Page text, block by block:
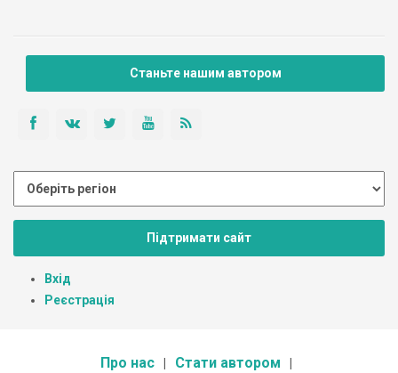
Станьте нашим автором
Підтримати сайт
Вхід
Реєстрація
Про нас Стати автором